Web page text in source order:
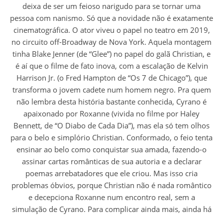
deixa de ser um feioso narigudo para se tornar uma
pessoa com nanismo. Só que a novidade não é exatamente
cinematográfica. O ator viveu o papel no teatro em 2019,
no circuito off-Broadway de Nova York. Aquela montagem
tinha Blake Jenner (de “Glee”) no papel do galã Christian, e
é aí que o filme de fato inova, com a escalação de Kelvin
Harrison Jr. (o Fred Hampton de “Os 7 de Chicago”), que
transforma o jovem cadete num homem negro. Pra quem
não lembra desta história bastante conhecida, Cyrano é
apaixonado por Roxanne (vivida no filme por Haley
Bennett, de “O Diabo de Cada Dia”), mas ela só tem olhos
para o belo e simplório Christian. Conformado, o feio tenta
ensinar ao belo como conquistar sua amada, fazendo-o
assinar cartas românticas de sua autoria e a declarar
poemas arrebatadores que ele criou. Mas isso cria
problemas óbvios, porque Christian não é nada romântico
e decepciona Roxanne num encontro real, sem a
simulação de Cyrano. Para complicar ainda mais, ainda há